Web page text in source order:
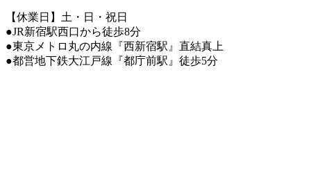
【休業日】土・日・祝日
●JR新宿駅西口から徒歩8分
●東京メトロ丸の内線『西新宿駅』直結真上
●都営地下鉄大江戸線『都庁前駅』徒歩5分